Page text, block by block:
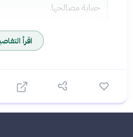
حماية مصالحها.
اقرأ